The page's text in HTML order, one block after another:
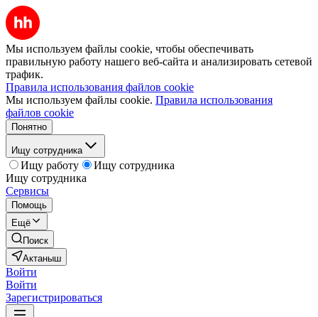
Мы используем файлы cookie, чтобы обеспечивать
правильную работу нашего веб-сайта и анализировать сетевой
трафик.
Правила использования файлов cookie
Мы используем файлы cookie. Правила использования
файлов cookie
Понятно
Ищу сотрудника
Ищу работу
Ищу сотрудника
Ищу сотрудника
Сервисы
Помощь
Ещё
Поиск
Актаныш
Войти
Войти
Зарегистрироваться